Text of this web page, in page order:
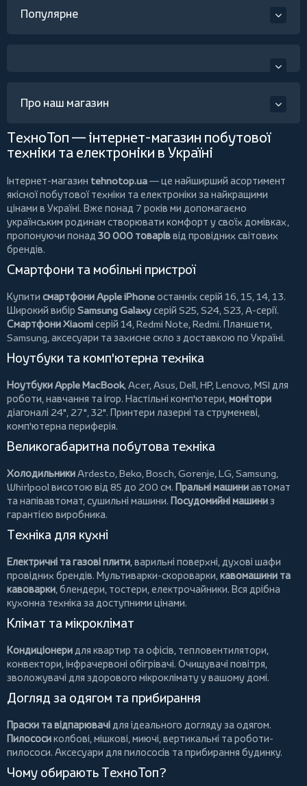
Популярне
Про наш магазин
ТехноТоп — інтернет-магазин побутової
техніки та електроніки в Україні
Інтернет-магазин tehnotop.ua— це найширший асортимент
якісної побутової техніки та електроніки за найкращими
цінами в Україні. Вже понад 7 років ми допомагаємо
українським родинам створювати комфорт у своїх домівках,
пропонуючи понад 30 000 товаріввід провідних світових
брендів.
Смартфони та мобільні пристрої
Купити смартфони Apple iPhoneостанніх серій 16, 15, 14, 13.
Широкий вибір Samsung Galaxyсерій S25, S24, S23, A-серії.
Смартфони Xiaomiсерій 14, Redmi Note, Redmi. Планшети,
Samsung, аксесуари тазахисне скло з доставкою по Україні.
Ноутбуки та комп'ютерна техніка
Ноутбуки Apple MacBook,Acer,Asus,Dell,HP,Lenovo,MSI для
роботи, навчання та ігор. Настільні комп'ютери,монітори
діагоналі 24", 27", 32". Принтери лазерні та струменеві,
комп'ютерна периферія.
Великогабаритна побутова техніка
ХолодильникиArdesto,Beko,Bosch,Gorenje,LG,Samsung,
Whirlpool висотою від 85 до 200 см. Пральні машиниавтомат
та напівавтомат,сушильні машини. Посудомийні машиниз
гарантією виробника.
Техніка для кухні
Електричні та газові плити, варильні поверхні, духові шафи
провідних брендів. Мультиварки-скороварки,кавомашини та
кавоварки,блендери, тостери,електрочайники. Вся дрібна
кухонна техніка за доступними цінами.
Клімат та мікроклімат
Кондиціонеридля квартир та офісів, тепловентилятори,
конвектори,інфрачервоні обігрівачі. Очищувачі повітря,
зволожувачі для здорового мікроклімату у вашому домі.
Догляд за одягом та прибирання
Праски та відпарювачідля ідеального догляду за одягом.
Пилососиколбові,мішкові,миючі,вертикальні тароботи-
пилососи. Аксесуари для пилососів та прибирання будинку.
Чому обирають ТехноТоп?